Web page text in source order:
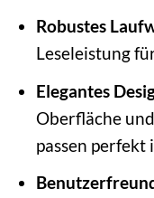
Robustes
Leseleistung
Elegantes
Oberfläche
passen perfekt